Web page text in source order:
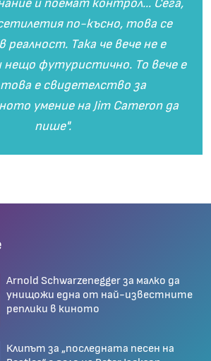
и поемат контрол... Сега,
по-късно, това се
реалност. Така че вече не е
нещо футуристично. То вече е
е свидетелство за
умение на Jim Cameron да
пише".
Arnold Schwarzenegger за малко да
унищожи една от най-известните
реплики в киното
Клипът за „последната песен на